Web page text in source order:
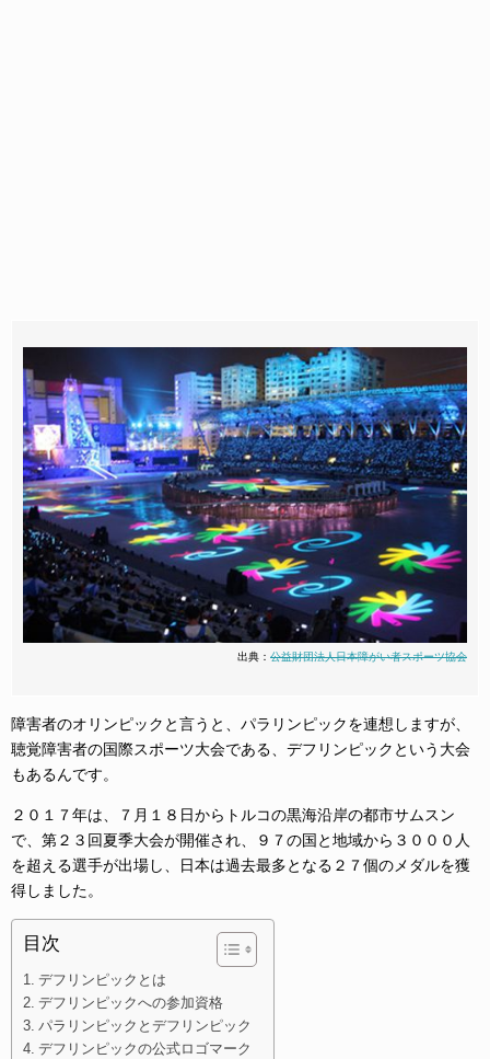
出典： 公益財団法人日本障がい者スポーツ協会
障害者のオリンピックと言うと、パラリンピックを連想しますが、
聴覚障害者の国際スポーツ大会である、デフリンピックという大会
もあるんです。
２０１７年は、７月１８日からトルコの黒海沿岸の都市サムスン
で、第２３回夏季大会が開催され、９７の国と地域から３０００人
を超える選手が出場し、日本は過去最多となる２７個のメダルを獲
得しました。
目次
デフリンピックとは
デフリンピックへの参加資格
パラリンピックとデフリンピック
デフリンピックの公式ロゴマーク